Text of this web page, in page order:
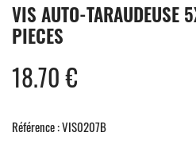
VIS AUTO-TARAUDEUSE
PIECES
18.70€
Référence : VIS0207B